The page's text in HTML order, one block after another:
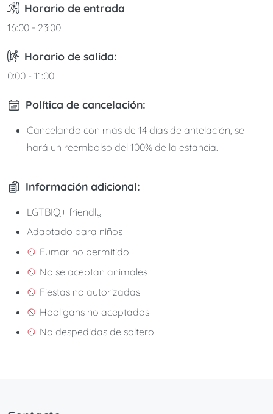
Horario de entrada
16:00 - 23:00
Horario de salida:
0:00 - 11:00
Política de cancelación:
Cancelando con más de 14 días de antelación, se
hará un reembolso del 100% de la estancia.
Información adicional:
LGTBIQ+ friendly
Adaptado para niños
Fumar no permitido
No se aceptan animales
Fiestas no autorizadas
Hooligans no aceptados
No despedidas de soltero